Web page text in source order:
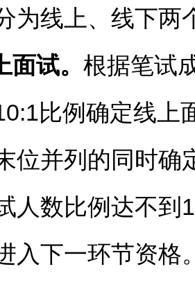
线上、线下两
面试。 根据笔试
比例确定线上
位并列的同时确
人数比例达不到
入下一环节资格